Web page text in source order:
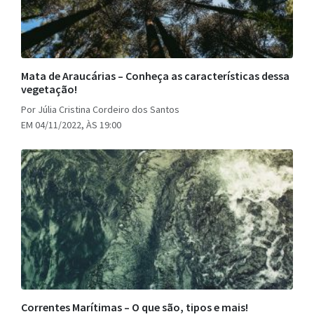
Mata de Araucárias – Conheça as características dessa
vegetação!
Por Júlia Cristina Cordeiro dos Santos
EM 04/11/2022, ÀS 19:00
Correntes Marítimas – O que são, tipos e mais!